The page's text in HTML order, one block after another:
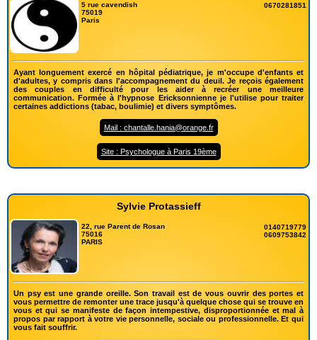
5 rue cavendish
75019
Paris
0670281851
Ayant longuement exercé en hôpital pédiatrique, je m'occupe d'enfants et
d'adultes, y compris dans l'accompagnement du deuil. Je reçois également
des couples en difficulté pour les aider à recréer une meilleure
communication. Formée à l'hypnose Ericksonnienne je l'utilise pour traiter
certaines addictions (tabac, boulimie) et divers symptômes.
Mail : chantalle.hania@orange.fr
Site : Psychologue à Paris 19ème
Sylvie Protassieff
22, rue Parent de Rosan
75016
PARIS
0140719779
0609753842
Un psy est une grande oreille. Son travail est de vous ouvrir des portes et
vous permettre de remonter une trace jusqu'à quelque chose qui se trouve en
vous et qui se manifeste de façon intempestive, disproportionnée et mal à
propos par rapport à votre vie personnelle, sociale ou professionnelle. Et qui
vous fait souffrir.